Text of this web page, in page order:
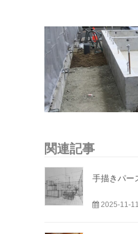
関連記事
手描きパー
2025-11-11